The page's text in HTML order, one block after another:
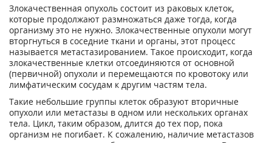
Злокачественная опухоль состоит из раковых клеток,
которые продолжают размножаться даже тогда, когда
организму это не нужно. Злокачественные опухоли могут
вторгнуться в соседние ткани и органы, этот процесс
называется метастазированием. Такое происходит, когда
злокачественные клетки отсоединяются от основной
(первичной) опухоли и перемещаются по кровотоку или
лимфатическим сосудам к другим частям тела.
Такие небольшие группы клеток образуют вторичные
опухоли или метастазы в одном или нескольких органах
тела. Цикл, таким образом, длится до тех пор, пока
организм не погибает. К сожалению, наличие метастазов